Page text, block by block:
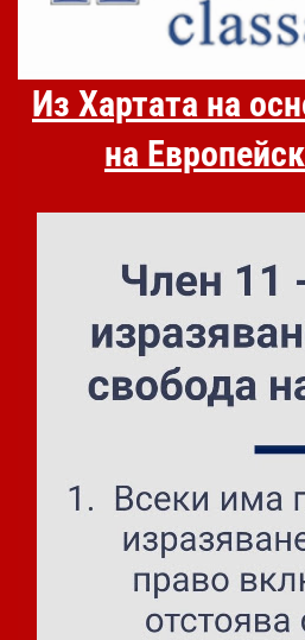
Из Хартата на
на